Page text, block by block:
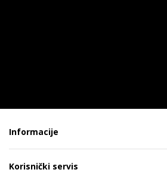
Informacije
Korisnički servis